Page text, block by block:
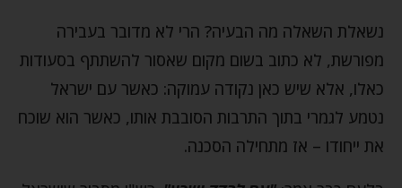
נשאלת השאלה מה הבעיה? הרי לא מדובר בעבירה
מפורשת, לא כתוב בשום מקום שאסור להשתתף בסעודות
כאלו, אלא שיש כאן נקודה עמוקה: כאשר עם ישראל
נטמע לגמרי בתוך התרבות הסובבת אותו, כאשר הוא שוכח
את ייחודו – אז מתחילה הסכנה.